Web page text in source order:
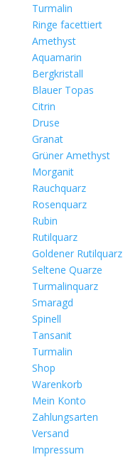
Turmalin
Ringe facettiert
Amethyst
Aquamarin
Bergkristall
Blauer Topas
Citrin
Druse
Granat
Grüner Amethyst
Morganit
Rauchquarz
Rosenquarz
Rubin
Rutilquarz
Goldener Rutilquarz
Seltene Quarze
Turmalinquarz
Smaragd
Spinell
Tansanit
Turmalin
Shop
Warenkorb
Mein Konto
Zahlungsarten
Versand
Impressum